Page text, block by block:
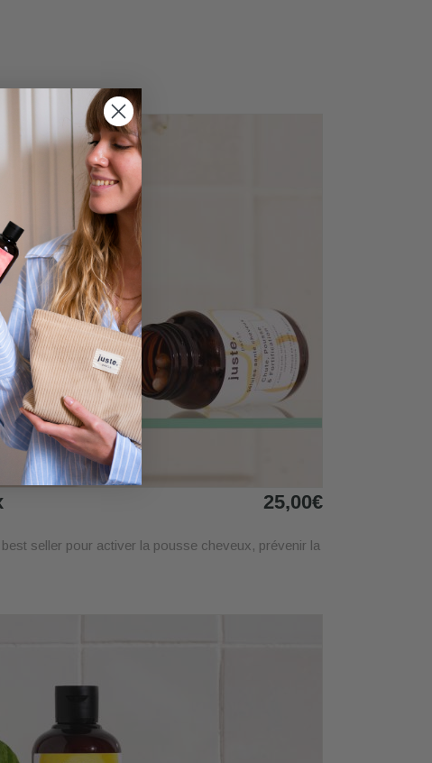
25,00€
seller pour activer la pousse cheveux, prévenir la